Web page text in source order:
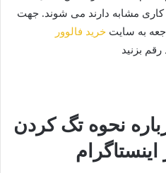
کاری مشابه دارند می شوند. جهت
به سایت خرید فالوور
رقم بزنید
نحوه تگ کردن